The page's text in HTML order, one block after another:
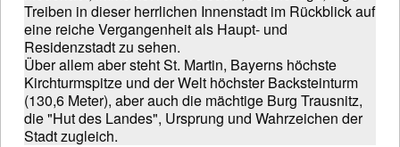
Treiben in dieser herrlichen Innenstadt im Rückblick auf
eine reiche Vergangenheit als Haupt- und
Residenzstadt zu sehen.
Über allem aber steht St. Martin, Bayerns höchste
Kirchturmspitze und der Welt höchster Backsteinturm
(130,6 Meter), aber auch die mächtige Burg Trausnitz,
die "Hut des Landes", Ursprung und Wahrzeichen der
Stadt zugleich.